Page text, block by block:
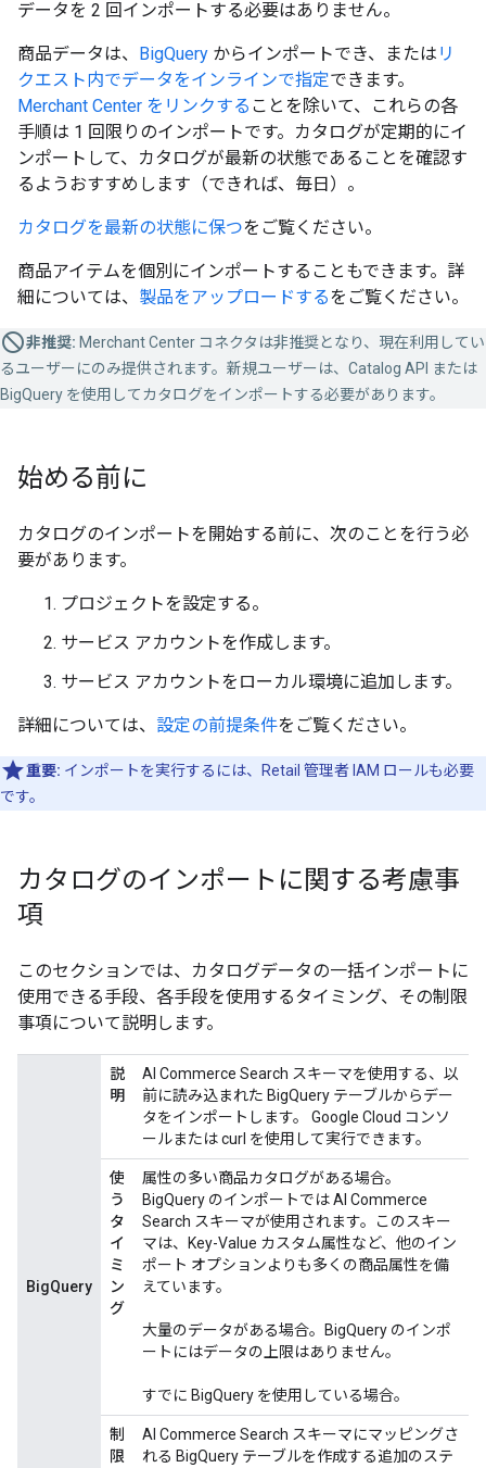
データを 2 回インポートする必要はありません。
商品データは、 BigQuery からインポートでき、または リ
クエスト内でデータをインラインで指定できます。
Merchant Center をリンクする ことを除いて、これらの各
手順は 1 回限りのインポートです。カタログが定期的にイ
ンポートして、カタログが最新の状態であることを確認す
るようおすすめします（できれば、毎日）。
カタログを最新の状態に保つをご覧ください。
商品アイテムを個別にインポートすることもできます。詳
細については、 製品をアップロードするをご覧ください。
非推奨: Merchant Center コネクタは非推奨となり、現在利用してい
るユーザーにのみ提供されます。新規ユーザーは、Catalog API または
BigQuery を使用してカタログをインポートする必要があります。
始める前に
カタログのインポートを開始する前に、次のことを行う必
要があります。
プロジェクトを設定する。
サービス アカウントを作成します。
サービス アカウントをローカル環境に追加します。
詳細については、 設定の前提条件をご覧ください。
重要: インポートを実行するには、Retail 管理者 IAM ロールも必要
です。
カタログのインポートに関する考慮事
項
このセクションでは、カタログデータの一括インポートに
使用できる手段、各手段を使用するタイミング、その制限
事項について説明します。
BigQuery
説
明
AI Commerce Search スキーマを使用する、以
前に読み込まれた BigQuery テーブルからデー
タをインポートします。 Google Cloud コンソ
ールまたは curl を使用して実行できます。
使
う
タ
イ
ミ
ン
グ
属性の多い商品カタログがある場合。
BigQuery のインポートでは AI Commerce
Search スキーマが使用されます。このスキー
マは、Key-Value カスタム属性など、他のイン
ポート オプションよりも多くの商品属性を備
えています。
大量のデータがある場合。BigQuery のインポ
ートにはデータの上限はありません。
すでに BigQuery を使用している場合。
制
限
AI Commerce Search スキーマにマッピングさ
れる BigQuery テーブルを作成する追加のステ